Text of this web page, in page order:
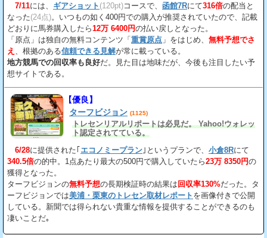
7/11には、 ギアショット (120pt)コースで、 函館7Rにて316倍の配当と
なった(24点)。いつもの如く400円での購入が推奨されていたので、記載
どおりに馬券購入したら12万 6400円の払い戻しとなった。
「原点」は独自の無料コンテンツ「 重賞原点 」をはじめ、 無料予想でさ
え
、根拠のある信頼できる見解が常に載っている。
地方競馬での回収率も良好だ。見た目は地味だが、今後も注目したい予
想サイトである。
【優良】
ターフビジョン (1125)
トレセンリアルリポートは必見だ。 Yahoo!ウォレッ
ト認定されてている。
6/28に提供された｢ エコノミープラン ｣というプランで、 小倉8Rにて
340.5倍の的中。1点あたり最大の500円で購入していたら23万 8350円の
獲得となった。
ターフビジョンの無料予想の長期検証時の結果は 回収率130%だった。タ
ーフビジョンでは美浦・栗東のトレセン取材レポート を画像付きで公開
している。新聞では得られない貴重な情報を提供することができるのも
凄いことだ｡